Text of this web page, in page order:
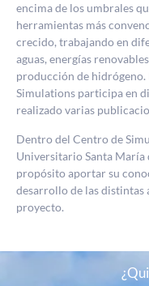
encima de los umbrales
herramientas más
crecido, trabajando en
aguas, energías
producción de hidrógeno.
Simulations participa en
realizado varias
Dentro del Centro de
Universitario Santa María
propósito aportar su
desarrollo de las distintas
proyecto.